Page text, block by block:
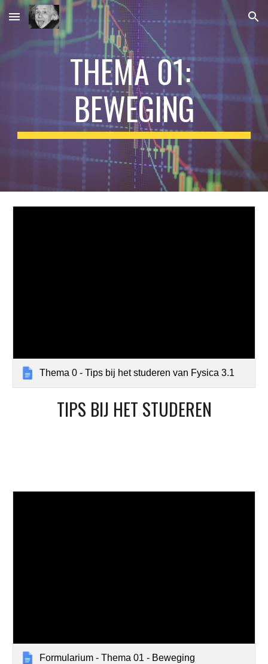
Skip to main content Skip to navigation
THEMA 01:
BEWEGING
Thema 0 - Tips bij het studeren van Fysica 3.1
TIPS BIJ HET STUDEREN
Formularium - Thema 01 - Beweging